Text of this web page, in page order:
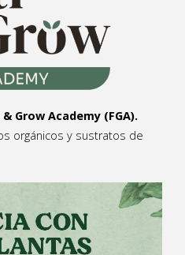
Grow Academy (FGA).
orgánicos y sustratos de